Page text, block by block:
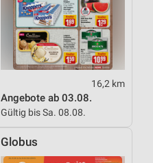
16,2 km
Angebote ab 03.08.
Gültig bis Sa. 08.08.
Globus